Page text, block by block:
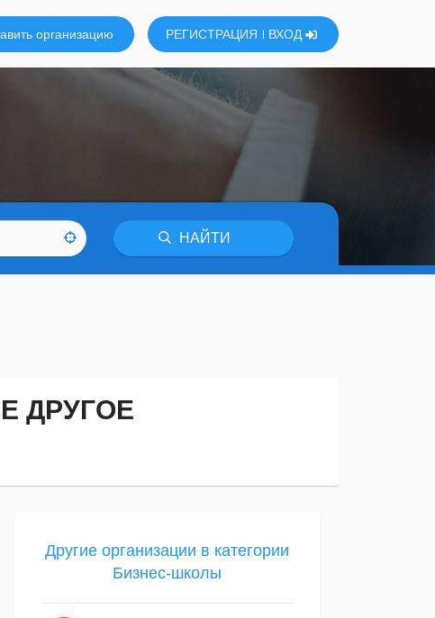
организацию РЕГИСТРАЦИЯ ВХОД
НАЙТИ
ДРУГОЕ
Другие организации в категории
Бизнес-школы